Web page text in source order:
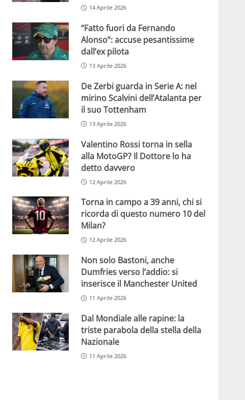
14 Aprile 2026
“Fatto fuori da Fernando
Alonso”: accuse pesantissime
dall’ex pilota
13 Aprile 2026
De Zerbi guarda in Serie A: nel
mirino Scalvini dell’Atalanta per
il suo Tottenham
13 Aprile 2026
Valentino Rossi torna in sella
alla MotoGP? Il Dottore lo ha
detto davvero
12 Aprile 2026
Torna in campo a 39 anni, chi si
ricorda di questo numero 10 del
Milan?
12 Aprile 2026
Non solo Bastoni, anche
Dumfries verso l’addio: si
inserisce il Manchester United
11 Aprile 2026
Dal Mondiale alle rapine: la
triste parabola della stella della
Nazionale
11 Aprile 2026